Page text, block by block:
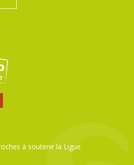
à soutenir la Ligue